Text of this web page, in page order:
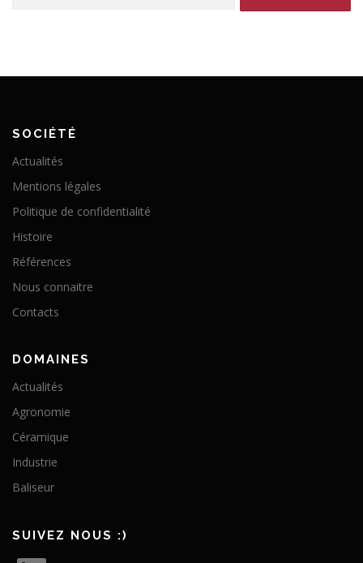
SOCIÉTÉ
Actualités
Mentions légales
Politique de confidentialité
Histoire
Références
Nous connaitre
Contacts
DOMAINES
Actualités
Agronomie
Céramique
Industrie
Baliseur
SUIVEZ NOUS :)
L